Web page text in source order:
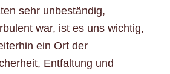
sehr unbeständig,
war, ist es uns wichtig,
ein Ort der
Entfaltung und